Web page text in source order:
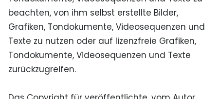
beachten, von ihm selbst erstellte Bilder,
Grafiken, Tondokumente, Videosequenzen und
Texte zu nutzen oder auf lizenzfreie Grafiken,
Tondokumente, Videosequenzen und Texte
zurückzugreifen.